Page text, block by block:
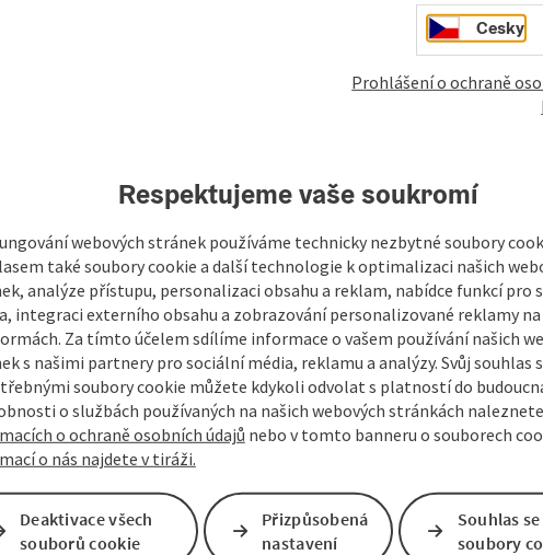
Vytisknout příspěvek V okolí
Vaše zpráva pro
Mühlviertel
Cesky
Prohlášení o ochraně
Respektujeme vaše soukromí
webových stránek používáme technicky nezbytné soubory
také soubory cookie a další technologie k optimalizaci našich
analýze přístupu, personalizaci obsahu a reklam, nabídce funkcí pro
integraci externího obsahu a zobrazování personalizované reklamy
Za tímto účelem sdílíme informace o vašem používání našich
s našimi partnery pro sociální média, reklamu a analýzy. Svůj souhlas
soubory cookie můžete kdykoli odvolat s platností do
o službách používaných na našich webových stránkách
o ochraně osobních údajů nebo v tomto banneru o souborech
o nás najdete v tiráži.
Deaktivace všech
souborů cookie
Přizpůsobená
nastavení
Souhlas
soubory